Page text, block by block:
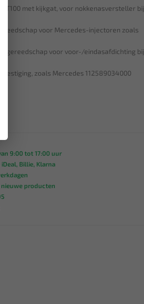
T100 met kijkgat, voor nokkenasversteller bij
voor Mercedes-injectoren zoals
voor voor-/eindasafdichting bij
zoals Mercedes 112589034000
9:00 tot 17:00 uur
iDeal, Billie, Klarna
producten